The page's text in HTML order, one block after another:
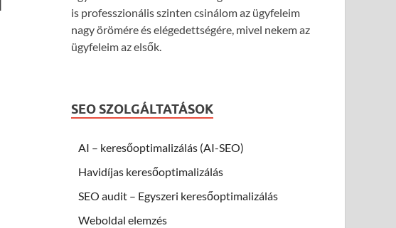
is professzionális szinten csinálom az ügyfeleim
nagy örömére és elégedettségére, mivel nekem az
ügyfeleim az elsők.
SEO SZOLGÁLTATÁSOK
AI – keresőoptimalizálás (AI-SEO)
Havidíjas keresőoptimalizálás
SEO audit – Egyszeri keresőoptimalizálás
Weboldal elemzés